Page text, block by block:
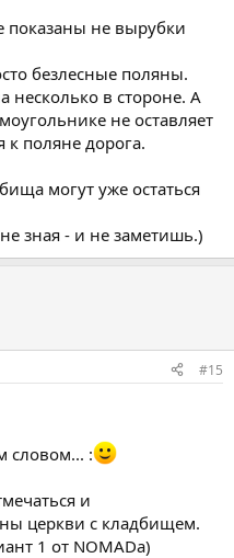
показаны не вырубки
безлесные поляны.
несколько в стороне. А
не оставляет
поляне дорога.
могут уже остаться
зная - и не заметишь.)
#15
словом... :
и
церкви с кладбищем.
1 от NOMADa)